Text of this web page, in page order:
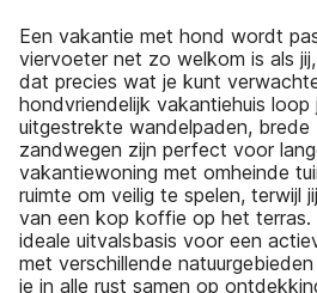
Een vakantie met hond wordt
viervoeter net zo welkom is als
dat precies wat je kunt
hondvriendelijk vakantiehuis loop
uitgestrekte wandelpaden, brede
zandwegen zijn perfect voor
vakantiewoning met omheinde
ruimte om veilig te spelen, terwijl
van een kop koffie op het terras.
ideale uitvalsbasis voor een
met verschillende
je in alle rust samen op